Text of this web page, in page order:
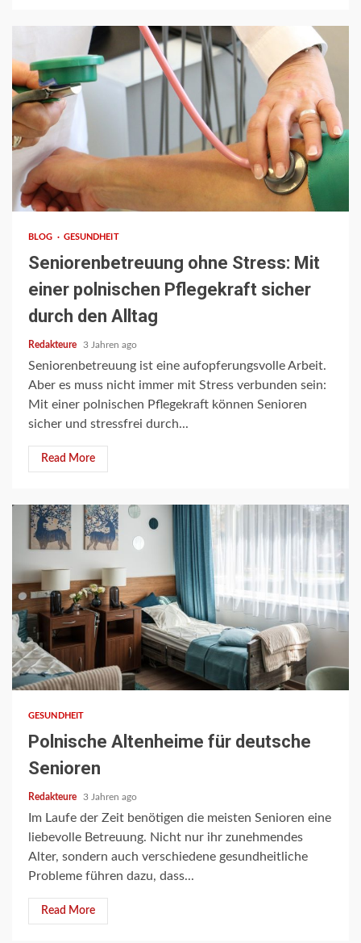
6 min read
BLOG GESUNDHEIT
Seniorenbetreuung ohne Stress: Mit
einer polnischen Pflegekraft sicher
durch den Alltag
Redakteure 3 Jahren ago
Seniorenbetreuung ist eine aufopferungsvolle Arbeit.
Aber es muss nicht immer mit Stress verbunden sein:
Mit einer polnischen Pflegekraft können Senioren
sicher und stressfrei durch...
Read More
2 min read
GESUNDHEIT
Polnische Altenheime für deutsche
Senioren
Redakteure 3 Jahren ago
Im Laufe der Zeit benötigen die meisten Senioren eine
liebevolle Betreuung. Nicht nur ihr zunehmendes
Alter, sondern auch verschiedene gesundheitliche
Probleme führen dazu, dass...
Read More